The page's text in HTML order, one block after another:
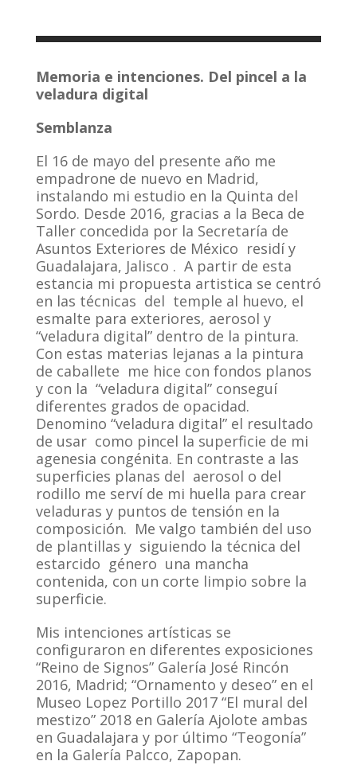
Memoria e intenciones. Del pincel a la
veladura digital
Semblanza
El 16 de mayo del presente año me
empadrone de nuevo en Madrid,
instalando mi estudio en la Quinta del
Sordo. Desde 2016, gracias a la Beca de
Taller concedida por la Secretaría de
Asuntos Exteriores de México residí y
Guadalajara, Jalisco . A partir de esta
estancia mi propuesta artistica se centró
en las técnicas del temple al huevo, el
esmalte para exteriores, aerosol y
“veladura digital” dentro de la pintura.
Con estas materias lejanas a la pintura
de caballete me hice con fondos planos
y con la “veladura digital” conseguí
diferentes grados de opacidad.
Denomino “veladura digital” el resultado
de usar como pincel la superficie de mi
agenesia congénita. En contraste a las
superficies planas del aerosol o del
rodillo me serví de mi huella para crear
veladuras y puntos de tensión en la
composición. Me valgo también del uso
de plantillas y siguiendo la técnica del
estarcido género una mancha
contenida, con un corte limpio sobre la
superficie.
Mis intenciones artísticas se
configuraron en diferentes exposiciones
“Reino de Signos” Galería José Rincón
2016, Madrid; “Ornamento y deseo” en el
Museo Lopez Portillo 2017 “El mural del
mestizo” 2018 en Galería Ajolote ambas
en Guadalajara y por último “Teogonía”
en la Galería Palcco, Zapopan.